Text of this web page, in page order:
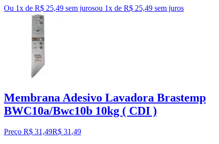
Ou 1x de R$ 25,49 sem jurosou 1x de R$ 25,49 sem juros
Membrana Adesivo Lavadora Brastemp
BWC10a/Bwc10b 10kg ( CDI )
Preço R$ 31,49R$ 31 ,49